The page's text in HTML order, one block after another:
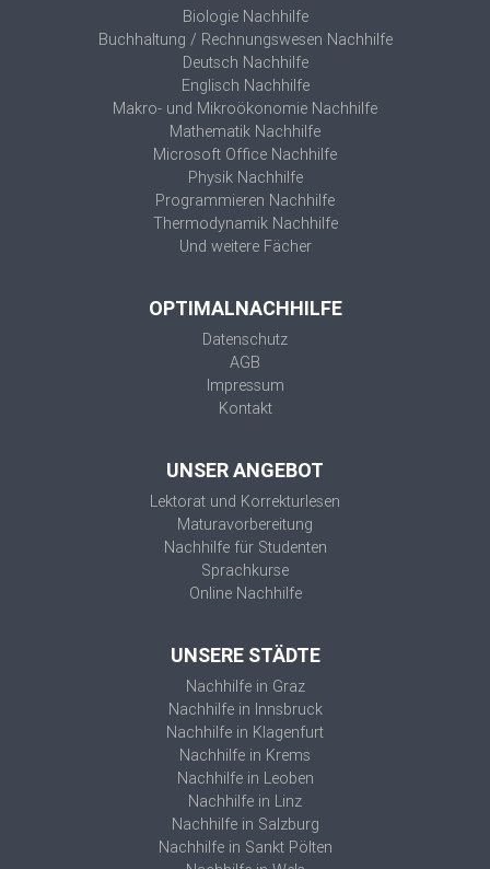
Biologie Nachhilfe
Buchhaltung / Rechnungswesen Nachhilfe
Deutsch Nachhilfe
Englisch Nachhilfe
Makro- und Mikroökonomie Nachhilfe
Mathematik Nachhilfe
Microsoft Office Nachhilfe
Physik Nachhilfe
Programmieren Nachhilfe
Thermodynamik Nachhilfe
Und weitere Fächer
OPTIMALNACHHILFE
Datenschutz
AGB
Impressum
Kontakt
UNSER ANGEBOT
Lektorat und Korrekturlesen
Maturavorbereitung
Nachhilfe für Studenten
Sprachkurse
Online Nachhilfe
UNSERE STÄDTE
Nachhilfe in Graz
Nachhilfe in Innsbruck
Nachhilfe in Klagenfurt
Nachhilfe in Krems
Nachhilfe in Leoben
Nachhilfe in Linz
Nachhilfe in Salzburg
Nachhilfe in Sankt Pölten